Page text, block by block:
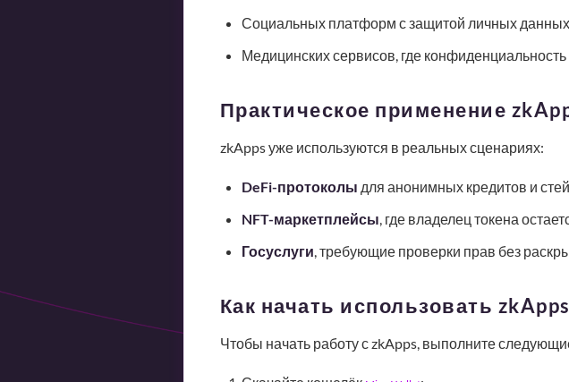
Социальных платформ с защитой личных
Медицинских сервисов, где конфиденциальность
Практическое применение
zkApps уже используются в реальных сценариях:
DeFi-протоколы для анонимных кредитов и
NFT-маркетплейсы, где владелец токена
Госуслуги, требующие проверки прав без
Как начать использовать
Чтобы начать работу с zkApps, выполните